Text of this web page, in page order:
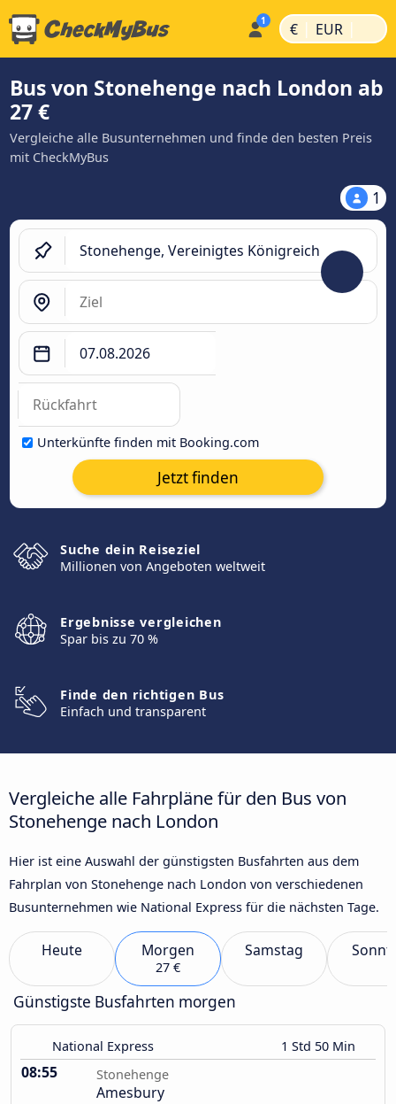
€ | EUR |
Bus von Stonehenge nach London ab
27 €
Vergleiche alle Busunternehmen und finde den besten Preis
mit CheckMyBus
1
Unterkünfte finden mit Booking.com
Jetzt finden
Suche dein Reiseziel
Millionen von Angeboten weltweit
Ergebnisse vergleichen
Spar bis zu 70 %
Finde den richtigen Bus
Einfach und transparent
Vergleiche alle Fahrpläne für den Bus von
Stonehenge nach London
Hier ist eine Auswahl der günstigsten Busfahrten aus dem
Fahrplan von Stonehenge nach London von verschiedenen
Busunternehmen wie National Express für die nächsten Tage.
Heute Morgen
27 €
Samstag
Günstigste Busfahrten morgen
National Express 1 Std 50 Min
08:55 Stonehenge
Amesbury